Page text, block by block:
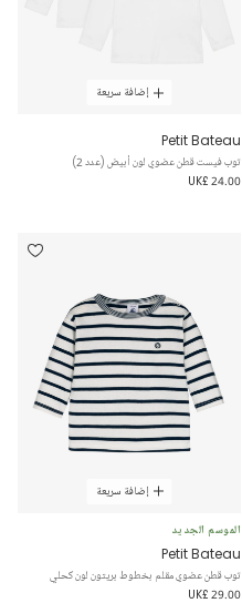
إضافة سريعة
Petit Bateau
توب فيست قطن عضوي لون أبيض (عدد 2)
UK£ 24.00
إضافة سريعة
الموسم الجديد
Petit Bateau
توب قطن عضوي مقلم بخطوط بريتون لون كحلي
UK£ 29.00